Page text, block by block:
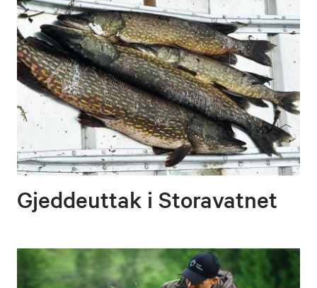
Gjeddeuttak i Storavatnet